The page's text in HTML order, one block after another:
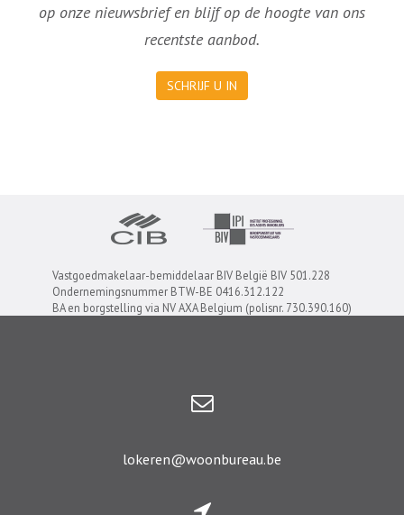
op onze nieuwsbrief en blijf op de hoogte van ons
recentste aanbod.
SCHRIJF U IN
Vastgoedmakelaar-bemiddelaar BIV België BIV 501.228
Ondernemingsnummer BTW-BE 0416.312.122
BA en borgstelling via NV AXA Belgium (polisnr. 730.390.160)
lokeren@woonbureau.be